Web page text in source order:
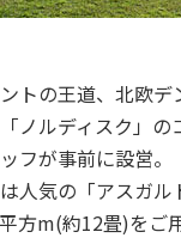
トの王道、北欧
ノルディスク」
フが事前に設営。
人気の「アスガ
方m(約12畳)をご